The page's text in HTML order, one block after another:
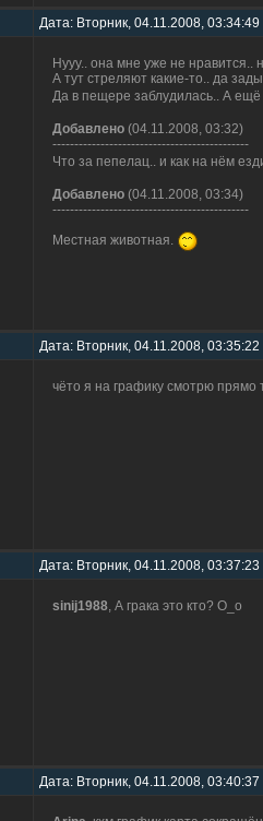
Дата: Вторник, 04.11.2008,
Нууу.. она мне уже не нравится..
А тут стреляют какие-то.. да
Да в пещере заблудилась.. А ещё
Добавлено (04.11.2008, 03:32)
---------------------------------------------
Что за пепелац.. и как на нём
Добавлено (04.11.2008, 03:34)
---------------------------------------------
Местная животная.
Дата: Вторник, 04.11.2008,
чёто я на графику смотрю прямо
Дата: Вторник, 04.11.2008,
sinij1988, А грака это кто? О_о
Дата: Вторник, 04.11.2008,